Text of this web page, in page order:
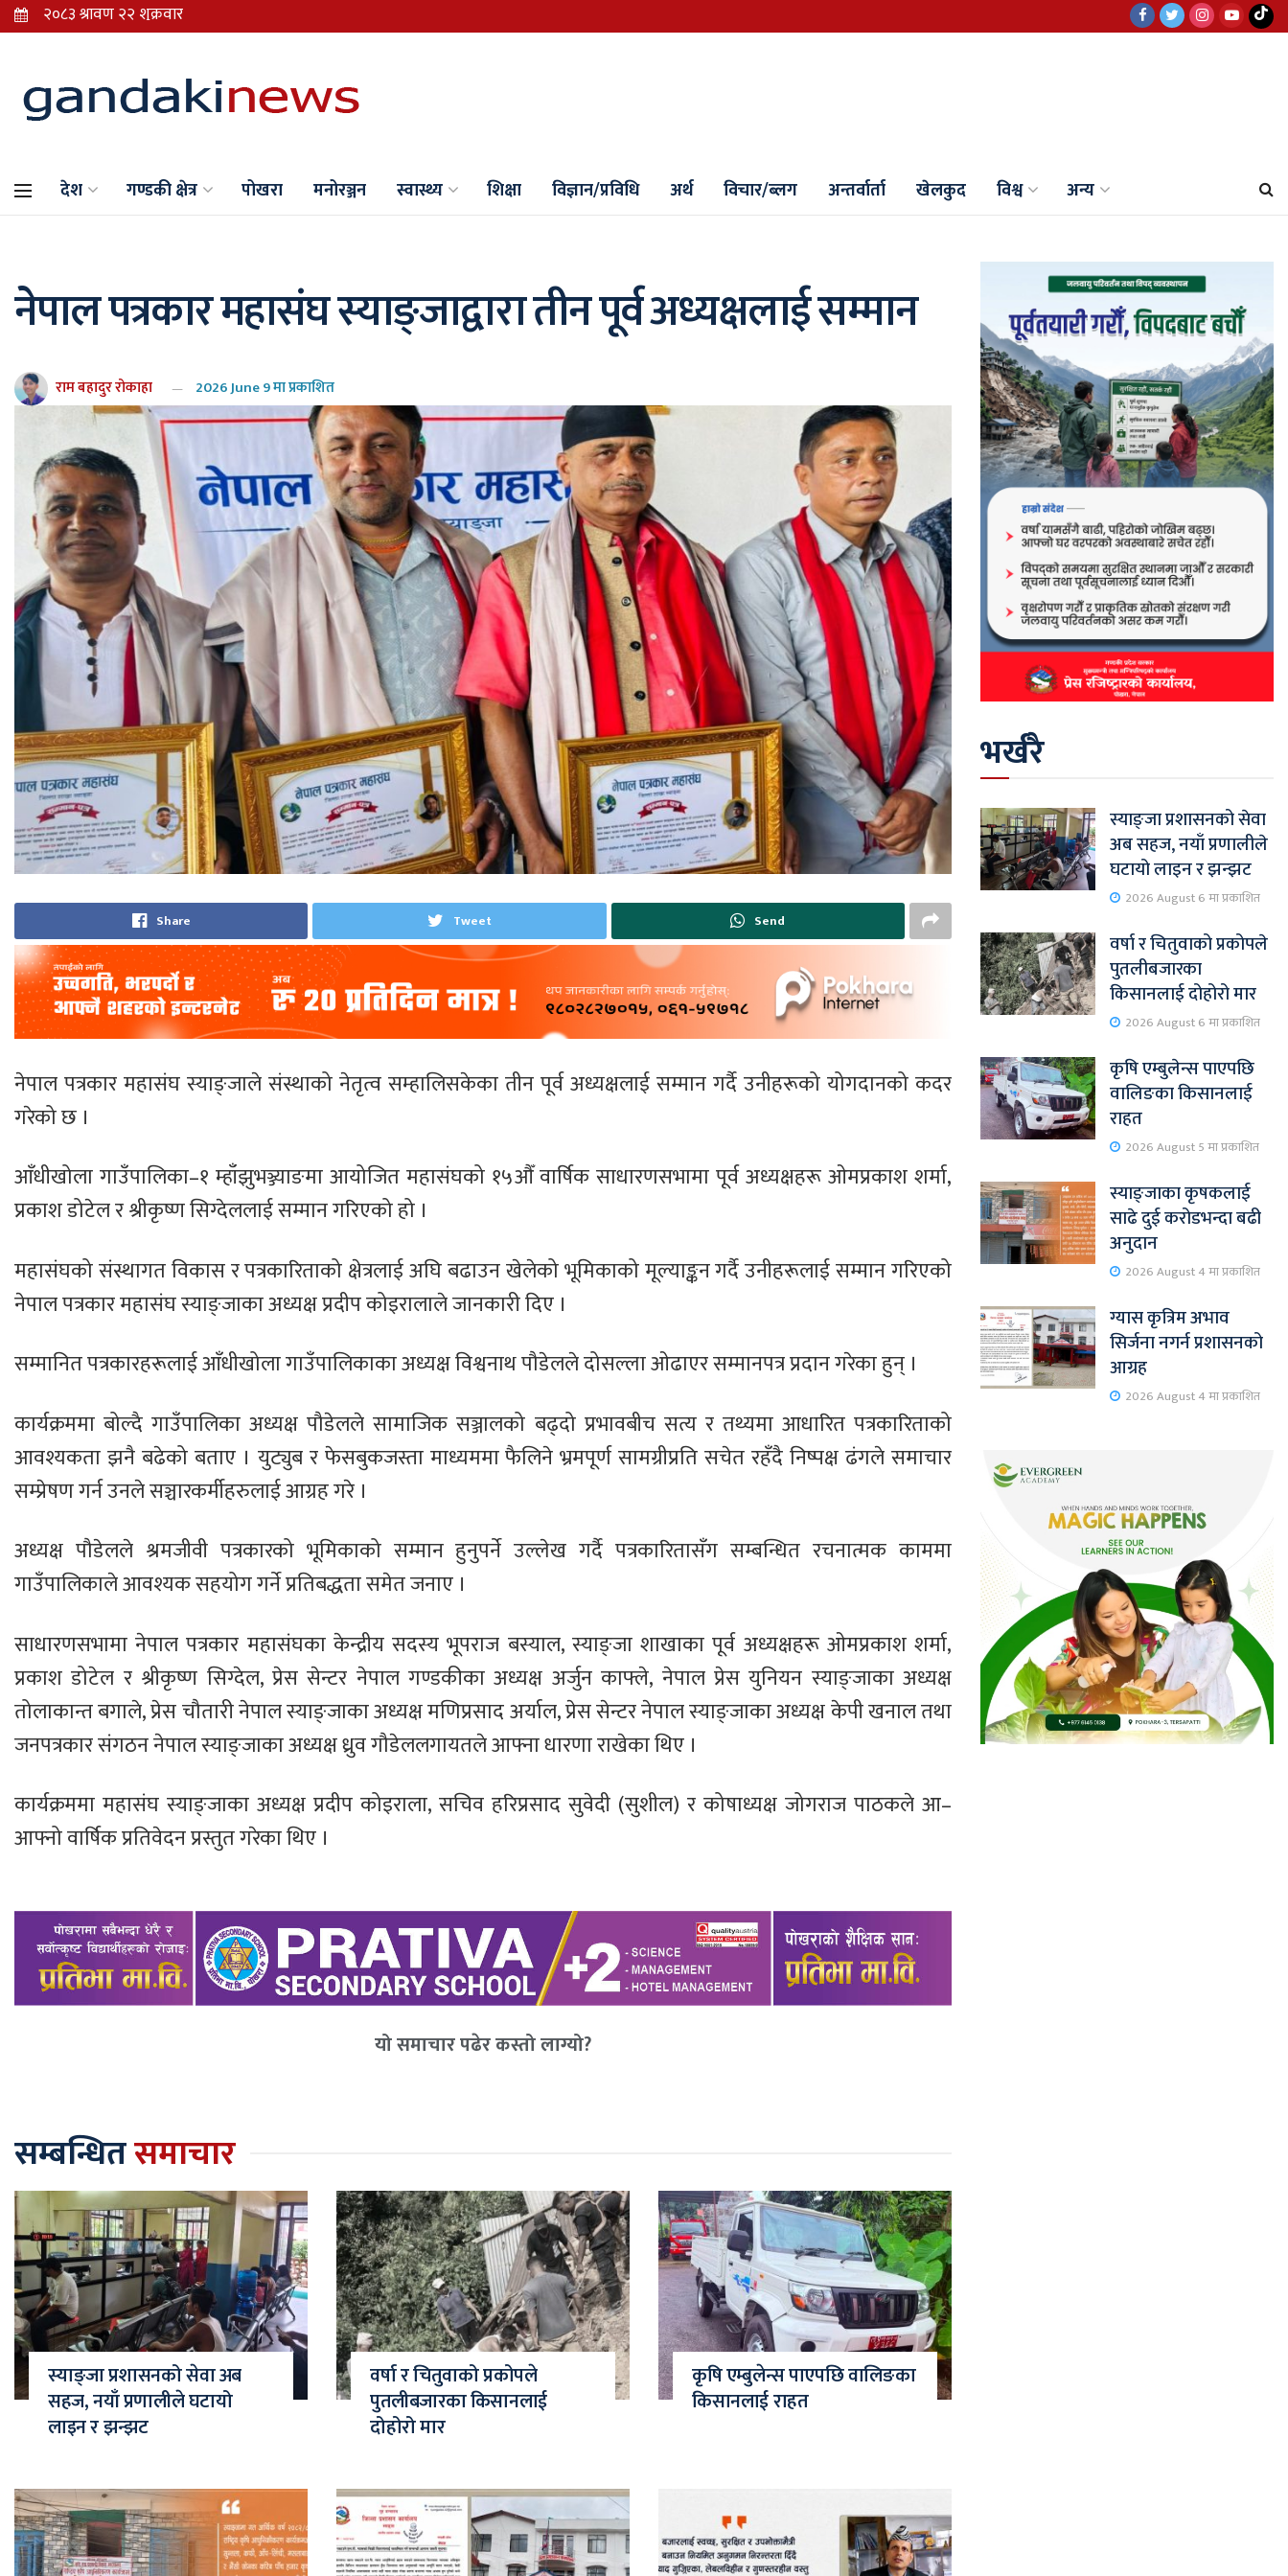
देश गण्डकी क्षेत्र पोखरा मनोरञ्जन स्वास्थ्य शिक्षा विज्ञान/प्रविधि अर्थ विचार/ब्लग अन्तर्वार्ता खेलकुद विश्व अन्य
नेपाल पत्रकार महासंघ स्याङ्जाद्वारा तीन पूर्व अध्यक्षलाई सम्मान
राम बहादुर रोकाहा 2026 June 9 मा प्रकाशित
Share Tweet Send
नेपाल पत्रकार महासंघ स्याङ्जाले संस्थाको नेतृत्व सम्हालिसकेका तीन पूर्व अध्यक्षलाई सम्मान गर्दै उनीहरूको योगदानको कदर
गरेको छ ।
आँधीखोला गाउँपालिका–१ म्हाँझुभञ्ज्याङमा आयोजित महासंघको १५औँ वार्षिक साधारणसभामा पूर्व अध्यक्षहरू ओमप्रकाश शर्मा,
प्रकाश डोटेल र श्रीकृष्ण सिग्देललाई सम्मान गरिएको हो ।
महासंघको संस्थागत विकास र पत्रकारिताको क्षेत्रलाई अघि बढाउन खेलेको भूमिकाको मूल्याङ्कन गर्दै उनीहरूलाई सम्मान गरिएको
नेपाल पत्रकार महासंघ स्याङ्जाका अध्यक्ष प्रदीप कोइरालाले जानकारी दिए ।
सम्मानित पत्रकारहरूलाई आँधीखोला गाउँपालिकाका अध्यक्ष विश्वनाथ पौडेलले दोसल्ला ओढाएर सम्मानपत्र प्रदान गरेका हुन् ।
कार्यक्रममा बोल्दै गाउँपालिका अध्यक्ष पौडेलले सामाजिक सञ्जालको बढ्दो प्रभावबीच सत्य र तथ्यमा आधारित पत्रकारिताको
आवश्यकता झनै बढेको बताए । युट्युब र फेसबुकजस्ता माध्यममा फैलिने भ्रमपूर्ण सामग्रीप्रति सचेत रहँदै निष्पक्ष ढंगले समाचार
सम्प्रेषण गर्न उनले सञ्चारकर्मीहरुलाई आग्रह गरे ।
अध्यक्ष पौडेलले श्रमजीवी पत्रकारको भूमिकाको सम्मान हुनुपर्ने उल्लेख गर्दै पत्रकारितासँग सम्बन्धित रचनात्मक काममा
गाउँपालिकाले आवश्यक सहयोग गर्ने प्रतिबद्धता समेत जनाए ।
साधारणसभामा नेपाल पत्रकार महासंघका केन्द्रीय सदस्य भूपराज बस्याल, स्याङ्जा शाखाका पूर्व अध्यक्षहरू ओमप्रकाश शर्मा,
प्रकाश डोटेल र श्रीकृष्ण सिग्देल, प्रेस सेन्टर नेपाल गण्डकीका अध्यक्ष अर्जुन काफ्ले, नेपाल प्रेस युनियन स्याङ्जाका अध्यक्ष
तोलाकान्त बगाले, प्रेस चौतारी नेपाल स्याङ्जाका अध्यक्ष मणिप्रसाद अर्याल, प्रेस सेन्टर नेपाल स्याङ्जाका अध्यक्ष केपी खनाल तथा
जनपत्रकार संगठन नेपाल स्याङ्जाका अध्यक्ष ध्रुव गौडेललगायतले आफ्ना धारणा राखेका थिए ।
कार्यक्रममा महासंघ स्याङ्जाका अध्यक्ष प्रदीप कोइराला, सचिव हरिप्रसाद सुवेदी (सुशील) र कोषाध्यक्ष जोगराज पाठकले आ–
आफ्नो वार्षिक प्रतिवेदन प्रस्तुत गरेका थिए ।
यो समाचार पढेर कस्तो लाग्यो?
सम्बन्धितसमाचार
स्याङ्जा प्रशासनको सेवा अब
सहज, नयाँ प्रणालीले घटायो
लाइन र झन्झट
वर्षा र चितुवाको प्रकोपले
पुतलीबजारका किसानलाई
दोहोरो मार
कृषि एम्बुलेन्स पाएपछि वालिङका
किसानलाई राहत
भर्खरै
स्याङ्जा प्रशासनको सेवा
अब सहज, नयाँ प्रणालीले
घटायो लाइन र झन्झट
2026 August 6 मा प्रकाशित
वर्षा र चितुवाको प्रकोपले
पुतलीबजारका
किसानलाई दोहोरो मार
2026 August 6 मा प्रकाशित
कृषि एम्बुलेन्स पाएपछि
वालिङका किसानलाई
राहत
2026 August 5 मा प्रकाशित
स्याङ्जाका कृषकलाई
साढे दुई करोडभन्दा बढी
अनुदान
2026 August 4 मा प्रकाशित
ग्यास कृत्रिम अभाव
सिर्जना नगर्न प्रशासनको
आग्रह
2026 August 4 मा प्रकाशित